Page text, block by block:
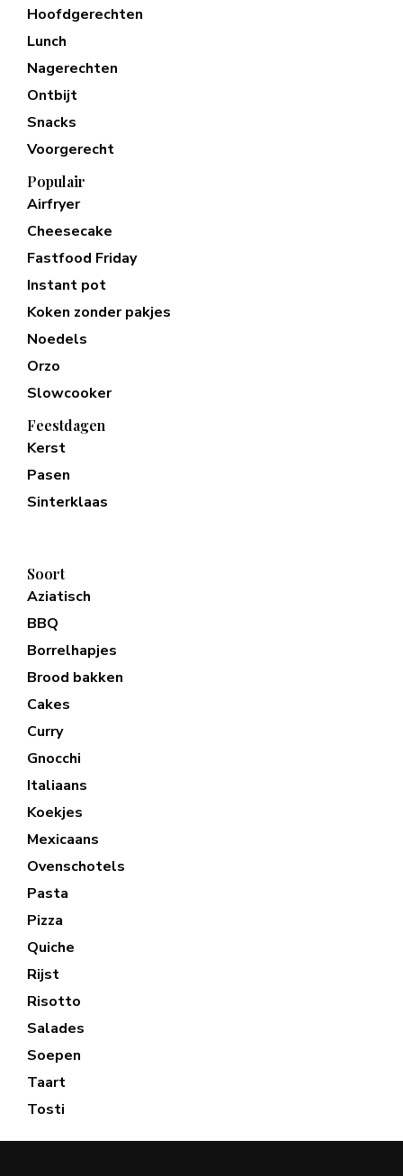
Hoofdgerechten
Lunch
Nagerechten
Ontbijt
Snacks
Voorgerecht
Populair
Airfryer
Cheesecake
Fastfood Friday
Instant pot
Koken zonder pakjes
Noedels
Orzo
Slowcooker
Feestdagen
Kerst
Pasen
Sinterklaas
Soort
Aziatisch
BBQ
Borrelhapjes
Brood bakken
Cakes
Curry
Gnocchi
Italiaans
Koekjes
Mexicaans
Ovenschotels
Pasta
Pizza
Quiche
Rijst
Risotto
Salades
Soepen
Taart
Tosti